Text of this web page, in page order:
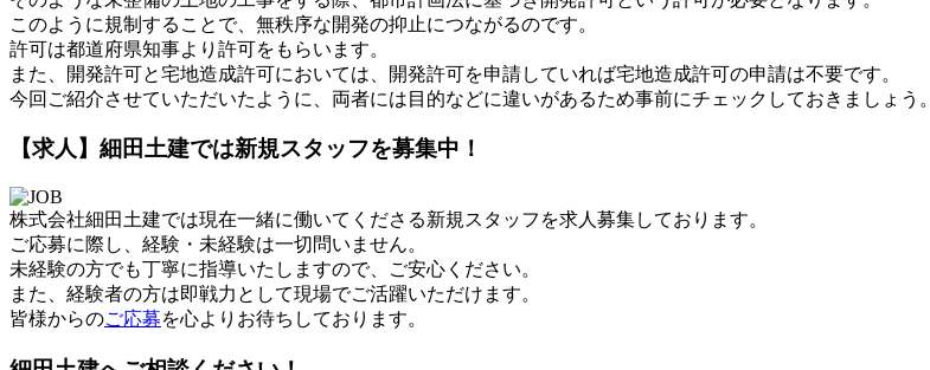
このように規制することで、無秩序な開発の抑止につながるのです。
許可は都道府県知事より許可をもらいます。
また、開発許可と宅地造成許可においては、開発許可を申請していれば宅地造成許可の申請は不要です。
今回ご紹介させていただいたように、両者には目的などに違いがあるため事前にチェックしておきましょう。
【求人】細田土建では新規スタッフを募集中！
株式会社細田土建では現在一緒に働いてくださる新規スタッフを求人募集しております。
ご応募に際し、経験・未経験は一切問いません。
未経験の方でも丁寧に指導いたしますので、ご安心ください。
また、経験者の方は即戦力として現場でご活躍いただけます。
皆様からのご応募を心よりお待ちしております。